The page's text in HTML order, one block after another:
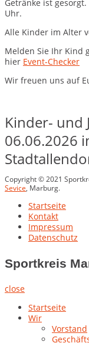
Getränke ist
Uhr.
Alle Kinder im Alter
Melden Sie Ihr Kind
hier Event-Checker
Wir freuen uns auf
Kinder- und
06.06.2026
Copyright © 2021
Sevice, Marburg.
Startseite
Kontakt
Impressum
Datenschutz
Sportkreis
close
Startseite
Wir
Vorstand